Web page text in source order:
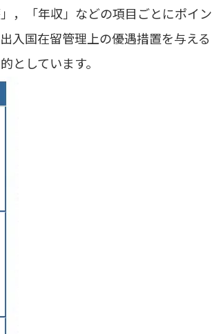
，「年収」などの項目ごとにポイン
入国在留管理上の優遇措置を与える
としています。